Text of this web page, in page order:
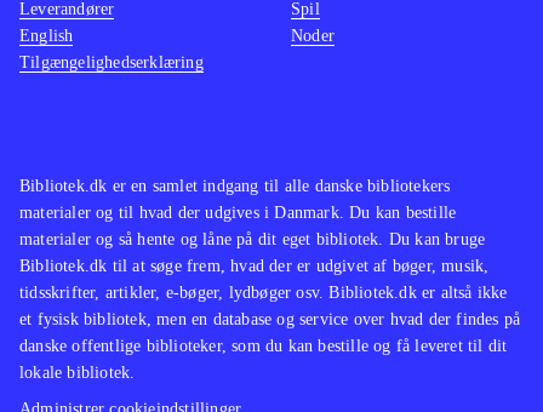
Bibliotek.dk er en samlet indgang til alle danske bibliotekers
materialer og til hvad der udgives i Danmark. Du kan bestille
materialer og så hente og låne på dit eget bibliotek. Du kan bruge
Bibliotek.dk til at søge frem, hvad der er udgivet af bøger, musik,
tidsskrifter, artikler, e-bøger, lydbøger osv. Bibliotek.dk er altså ikke
et fysisk bibliotek, men en database og service over hvad der findes på
danske offentlige biblioteker, som du kan bestille og få leveret til dit
lokale bibliotek.
Leverandører
English
Tilgængelighedserklæring
Spil
Noder